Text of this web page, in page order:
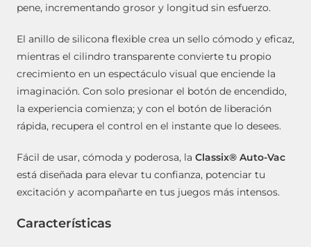
pene, incrementando grosor y longitud sin esfuerzo.
El anillo de silicona flexible crea un sello cómodo y eficaz,
mientras el cilindro transparente convierte tu propio
crecimiento en un espectáculo visual que enciende la
imaginación. Con solo presionar el botón de encendido,
la experiencia comienza; y con el botón de liberación
rápida, recupera el control en el instante que lo desees.
Fácil de usar, cómoda y poderosa, la Classix® Auto-Vac
está diseñada para elevar tu confianza, potenciar tu
excitación y acompañarte en tus juegos más intensos.
Características